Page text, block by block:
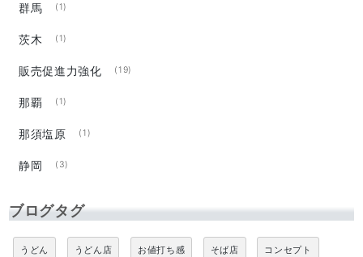
群馬 (1)
茨木 (1)
販売促進力強化 (19)
那覇 (1)
那須塩原 (1)
静岡 (3)
ブログタグ
うどん うどん店 お値打ち感 そば店 コンセプト